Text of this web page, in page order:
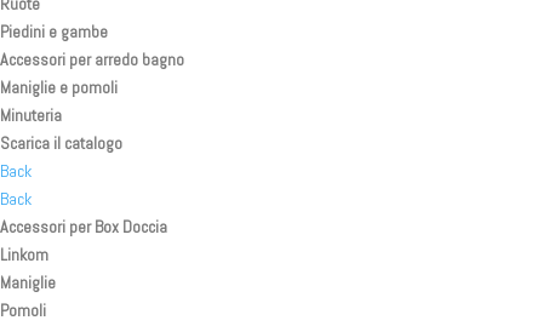
Piedini e gambe
Accessori per arredo bagno
Maniglie e pomoli
Minuteria
Scarica il catalogo
Back
Back
Accessori per Box Doccia
Linkom
Maniglie
Pomoli